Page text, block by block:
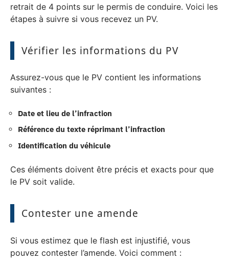
retrait de 4 points sur le permis de conduire. Voici les
étapes à suivre si vous recevez un PV.
Vérifier les informations du PV
Assurez-vous que le PV contient les informations
suivantes :
Date et lieu de l’infraction
Référence du texte réprimant l’infraction
Identification du véhicule
Ces éléments doivent être précis et exacts pour que
le PV soit valide.
Contester une amende
Si vous estimez que le flash est injustifié, vous
pouvez contester l’amende. Voici comment :